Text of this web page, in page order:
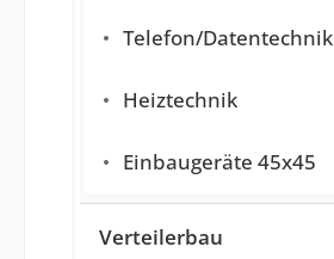
Telefon/Datentechnik
Heiztechnik
Einbaugeräte 45x45
Verteilerbau